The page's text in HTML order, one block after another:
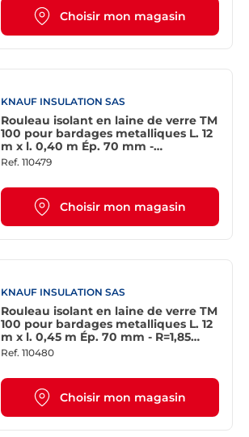
Choisir mon magasin
KNAUF INSULATION SAS
Rouleau isolant en laine de verre TM
100 pour bardages metalliques L. 12
m x l. 0,40 m Ép. 70 mm -
R=1,085m².K/W
Ref. 110479
Choisir mon magasin
KNAUF INSULATION SAS
Rouleau isolant en laine de verre TM
100 pour bardages metalliques L. 12
m x l. 0,45 m Ép. 70 mm - R=1,85
m².K/W
Ref. 110480
Choisir mon magasin